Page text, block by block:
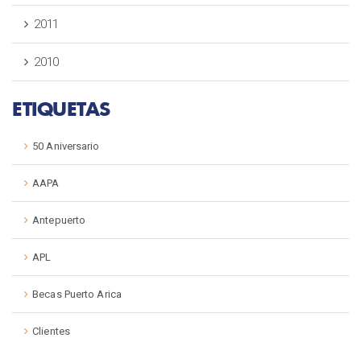
2011
2010
ETIQUETAS
50 Aniversario
AAPA
Antepuerto
APL
Becas Puerto Arica
Clientes